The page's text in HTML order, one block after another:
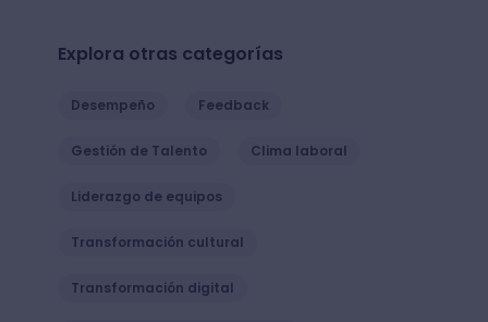
Explora otras categorías
Desempeño Feedback
Gestión de Talento Clima laboral
Liderazgo de equipos
Transformación cultural
Transformación digital